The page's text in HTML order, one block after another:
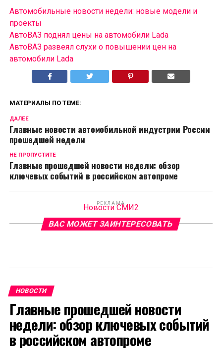
Автомобильные новости недели: новые модели и
проекты
АвтоВАЗ поднял цены на автомобили Lada
АвтоВАЗ развеял слухи о повышении цен на
автомобили Lada
МАТЕРИАЛЫ ПО ТЕМЕ:
ДАЛЕЕ
Главные новости автомобильной индустрии России
прошедшей недели
НЕ ПРОПУСТИТЕ
Главные прошедшей новости недели: обзор
ключевых событий в российском автопроме
РЕКЛАМА
Новости СМИ2
ВАС МОЖЕТ ЗАИНТЕРЕСОВАТЬ
НОВОСТИ
Главные прошедшей новости
недели: обзор ключевых событий
в российском автопроме